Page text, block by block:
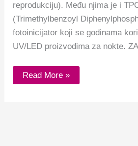
reprodukciju). Među njima je i
(Trimethylbenzoyl
fotoinicijator koji se godinama
UV/LED proizvodima za nokte.
Read More »